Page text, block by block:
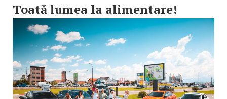
Toată lumea la alimentare!